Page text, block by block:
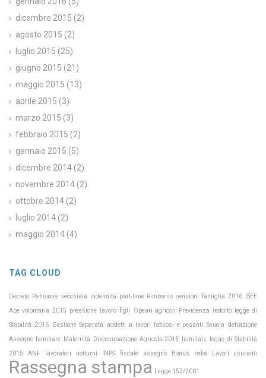
dicembre 2015 (2)
agosto 2015 (2)
luglio 2015 (25)
giugno 2015 (21)
maggio 2015 (13)
aprile 2015 (3)
marzo 2015 (3)
febbraio 2015 (2)
gennaio 2015 (5)
dicembre 2014 (2)
novembre 2014 (2)
ottobre 2014 (2)
luglio 2014 (2)
maggio 2014 (4)
TAG CLOUD
Decreto Pensione vecchiaia indennità part-time Rimborso pensioni famiglia 2016 ISEE
Ape volontaria 2015 pressione lavoro figli Opeari agricoli Previdenza reddito legge di
Stabilità 2016 Gestione Separata addetti a lavori faticosi e pesanti Scuola detrazione
Assegno familiare Maternità Disoccupazione Agricola 2015 familiare legge di Stabilità
2015 ANF lavoratori notturni INPS fiscale assegno Bonus bebè Lavori usuranti
Rassegna stampa Legge 152/2001